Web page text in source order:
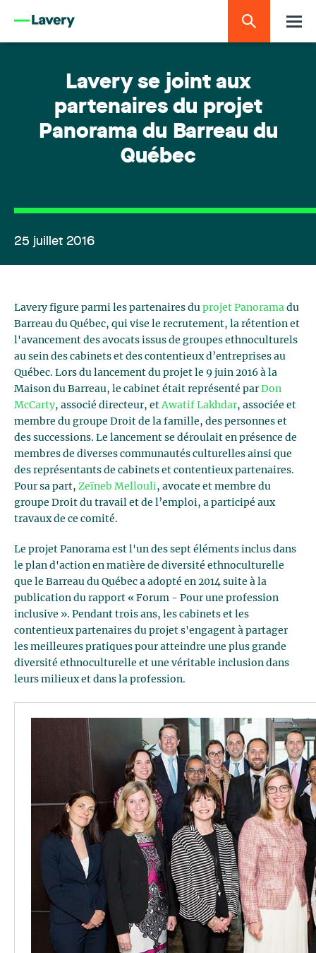
Lavery se joint aux
partenaires du projet
Panorama du Barreau du
Québec
25 juillet 2016
Lavery figure parmi les partenaires du projet Panorama du
Barreau du Québec, qui vise le recrutement, la rétention et
l'avancement des avocats issus de groupes ethnoculturels
au sein des cabinets et des contentieux d’entreprises au
Québec. Lors du lancement du projet le 9 juin 2016 à la
Maison du Barreau, le cabinet était représenté parDon
McCarty, associé directeur, etAwatif Lakhdar, associée et
membre du groupe Droit de la famille, des personnes et
des successions. Le lancement se déroulait en présence de
membres de diverses communautés culturelles ainsi que
des représentants de cabinets et contentieux partenaires.
Pour sa part, Zeïneb Mellouli, avocate et membre du
groupe Droit du travail et de l’emploi, a participé aux
travaux de ce comité.
Le projet Panorama est l'un des sept éléments inclus dans
le plan d'action en matière de diversité ethnoculturelle
que le Barreau du Québec a adopté en 2014 suite à la
publication du rapport « Forum - Pour une profession
inclusive ». Pendant trois ans, les cabinets et les
contentieux partenaires du projet s'engagent à partager
les meilleures pratiques pour atteindre une plus grande
diversité ethnoculturelle et une véritable inclusion dans
leurs milieux et dans la profession.